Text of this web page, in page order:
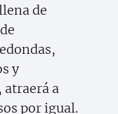
de
y
a
por igual.